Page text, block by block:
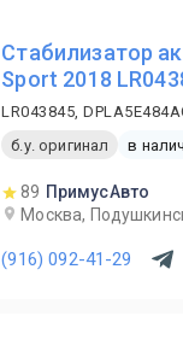
Стабилизатор
Sport 2018
LR043845,
б.у. оригинал
в
89 ПримусАвто
Москва,
(916) 092-41-29